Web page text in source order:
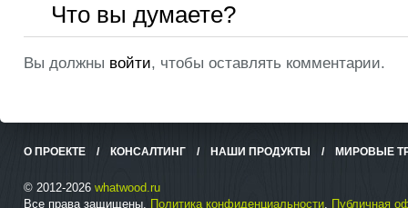
Что вы думаете?
Вы должны войти, чтобы оставлять комментарии.
О ПРОЕКТЕ / КОНСАЛТИНГ / НАШИ ПРОДУКТЫ / МИРОВЫЕ
© 2012-2026 whatwood.ru
Все права защищены. Политика конфиденциальности. Публичная